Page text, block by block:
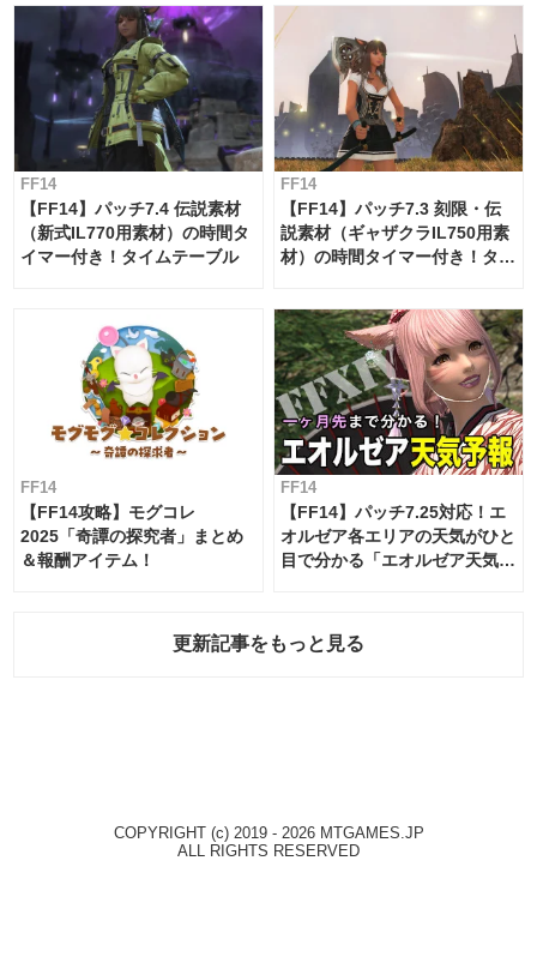
FF14
【FF14】パッチ7.4 伝説素材
（新式IL770用素材）の時間タ
イマー付き！タイムテーブル
FF14
【FF14】パッチ7.3 刻限・伝
説素材（ギャザクラIL750用素
材）の時間タイマー付き！タイ
FF14
【FF14攻略】モグコレ
2025「奇譚の探究者」まとめ
＆報酬アイテム！
FF14
【FF14】パッチ7.25対応！エ
オルゼア各エリアの天気がひと
目で分かる「エオルゼア天気予
更新記事をもっと見る
COPYRIGHT (c) 2019 - 2026 MTGAMES.JP
ALL RIGHTS RESERVED